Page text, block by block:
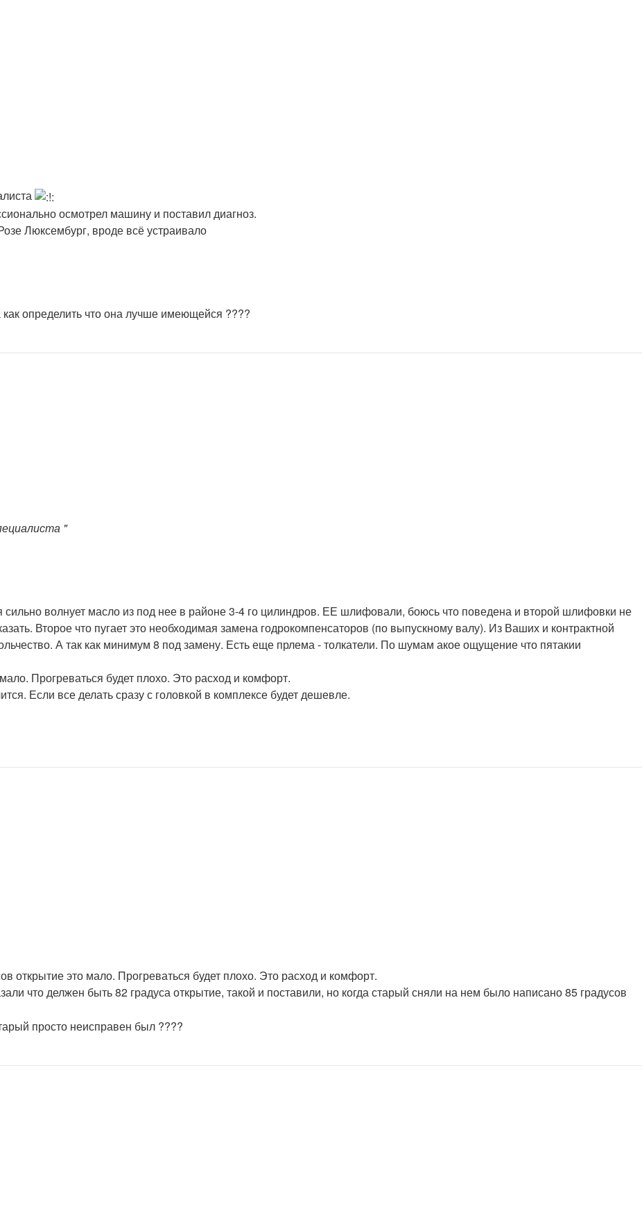
осмотрел машину и поставил диагноз.
Люксембург, вроде всё устраивало
определить что она лучше имеющейся ????
"
сильно волнует масло из под нее в районе 3-4 го цилиндров. ЕЕ шлифовали, боюсь что поведена и второй шлифовки не
Второе что пугает это необходимая замена годрокомпенсаторов (по выпускному валу). Из Ваших и контрактной
А так как минимум 8 под замену. Есть еще прлема - толкатели. По шумам акое ощущение что пятакии
Прогреваться будет плохо. Это расход и комфорт.
Если все делать сразу с головкой в комплексе будет дешевле.
открытие это мало. Прогреваться будет плохо. Это расход и комфорт.
что делжен быть 82 градуса открытие, такой и поставили, но когда старый сняли на нем было написано 85 градусов
просто неисправен был ????